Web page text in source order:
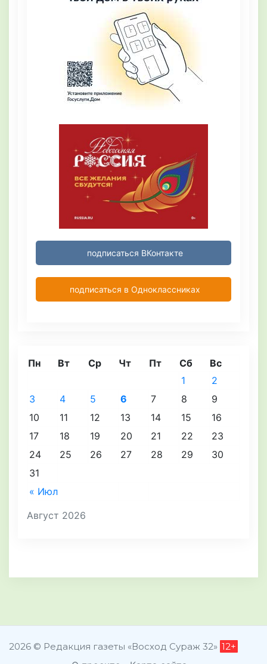
подписаться ВКонтакте
подписаться в Одноклассниках
Август 2026
Пн Вт Ср Чт Пт Сб Вс
« Июл
1
2
3
4 5 6 7 8
9
10
11 12 13 14 15
16
17
18 19 20 21 22
23
24
25 26 27 28 29
30
31
2026 © Редакция газеты «Восход Сураж 32» 12+